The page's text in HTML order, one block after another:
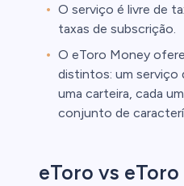
O serviço é livre de
taxas de subscrição.
O eToro Money
distintos: um serviço
uma carteira, cada
conjunto de
eToro vs